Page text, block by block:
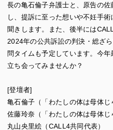
長の亀石倫子弁護士と、原告の佐
し、提訴に至った想いや不妊手
聞きします。また、後半には
2024年の公共訴訟の判決・総ざ
問タイムも予定しています。今
立ち会ってみませんか？
[登壇者]
亀石倫子（「わたしの体は母体じ
佐藤玲奈（「わたしの体は母体じ
丸山央里絵（CALL4共同代表）